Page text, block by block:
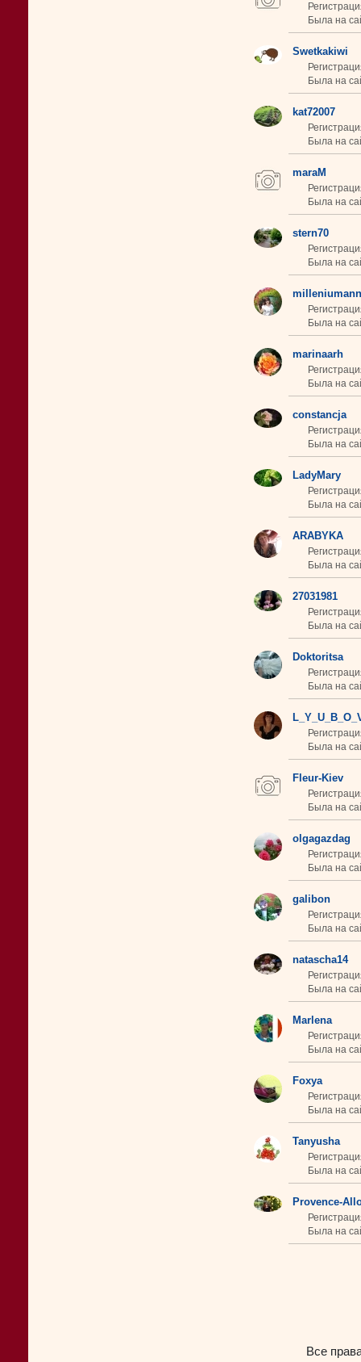
Была на
Swetkakiwi
Была на
kat72007
Была на
maraM
Была на
stern70
Была на
Была на
marinaarh
Была на
constancja
Была на
LadyMary
Была на
ARABYKA
Была на
27031981
Была на
Doktoritsa
Была на
Была на
Fleur-Kiev
Была на
olgagazdag
Была на
galibon
Была на
natascha14
Была на
Marlena
Была на
Foxya
Была на
Tanyusha
Была на
Provence-
Была на
Все